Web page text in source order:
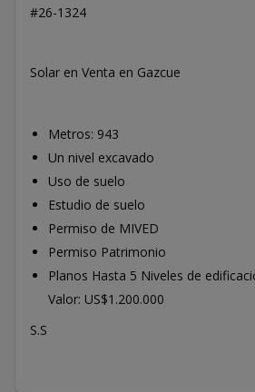
#26-1324
Solar en Venta en Gazcue
Metros: 943
Un nivel excavado
Uso de suelo
Estudio de suelo
Permiso de MIVED
Permiso Patrimonio
Planos Hasta 5 Niveles de
Valor: US$1.200.000
S.S